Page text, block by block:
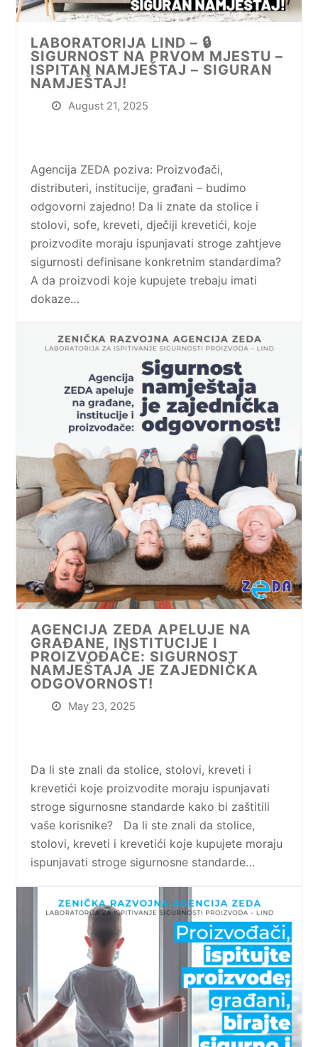
LABORATORIJA LIND – 🔒
SIGURNOST NA PRVOM MJESTU –
ISPITAN NAMJEŠTAJ – SIGURAN
NAMJEŠTAJ!
August 21, 2025
Agencija ZEDA poziva: Proizvođači,
distributeri, institucije, građani – budimo
odgovorni zajedno! Da li znate da stolice i
stolovi, sofe, kreveti, dječiji krevetići, koje
proizvodite moraju ispunjavati stroge zahtjeve
sigurnosti definisane konkretnim standardima?
A da proizvodi koje kupujete trebaju imati
dokaze…
AGENCIJA ZEDA APELUJE NA
GRAĐANE, INSTITUCIJE I
PROIZVOĐAČE: SIGURNOST
NAMJEŠTAJA JE ZAJEDNIČKA
ODGOVORNOST!
May 23, 2025
Da li ste znali da stolice, stolovi, kreveti i
krevetići koje proizvodite moraju ispunjavati
stroge sigurnosne standarde kako bi zaštitili
vaše korisnike? Da li ste znali da stolice,
stolovi, kreveti i krevetići koje kupujete moraju
ispunjavati stroge sigurnosne standarde…